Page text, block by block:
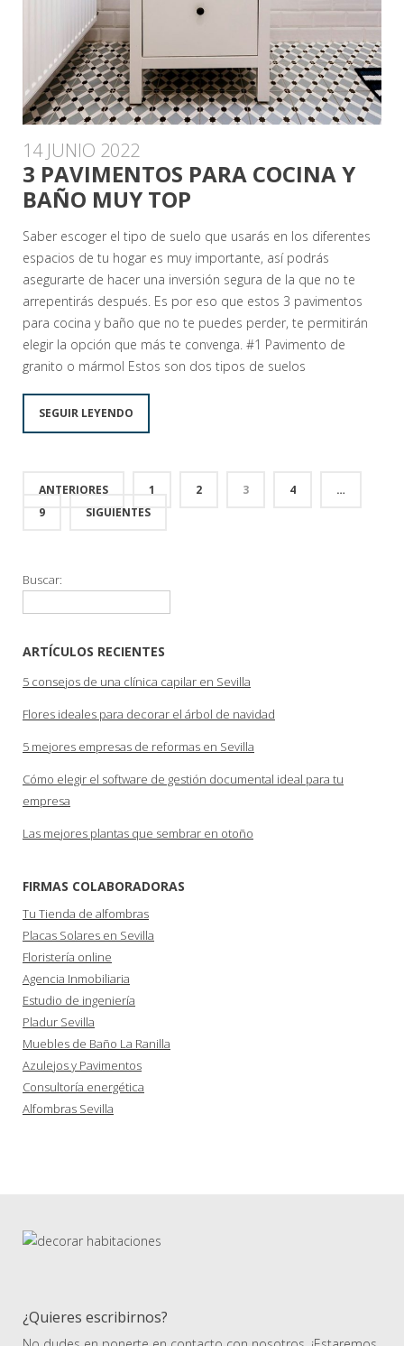
14 JUNIO 2022
3 PAVIMENTOS PARA COCINA Y
BAÑO MUY TOP
Saber escoger el tipo de suelo que usarás en los diferentes
espacios de tu hogar es muy importante, así podrás
asegurarte de hacer una inversión segura de la que no te
arrepentirás después. Es por eso que estos 3 pavimentos
para cocina y baño que no te puedes perder, te permitirán
elegir la opción que más te convenga. #1 Pavimento de
granito o mármol Estos son dos tipos de suelos
SEGUIR LEYENDO
ANTERIORES 1 2 3 4
…
9
SIGUIENTES
Buscar:
ARTÍCULOS RECIENTES
5 consejos de una clínica capilar en Sevilla
Flores ideales para decorar el árbol de navidad
5 mejores empresas de reformas en Sevilla
Cómo elegir el software de gestión documental ideal para tu
empresa
Las mejores plantas que sembrar en otoño
FIRMAS COLABORADORAS
Tu Tienda de alfombras
Placas Solares en Sevilla
Floristería online
Agencia Inmobiliaria
Estudio de ingeniería
Pladur Sevilla
Muebles de Baño La Ranilla
Azulejos y Pavimentos
Consultoría energética
Alfombras Sevilla
¿Quieres escribirnos?